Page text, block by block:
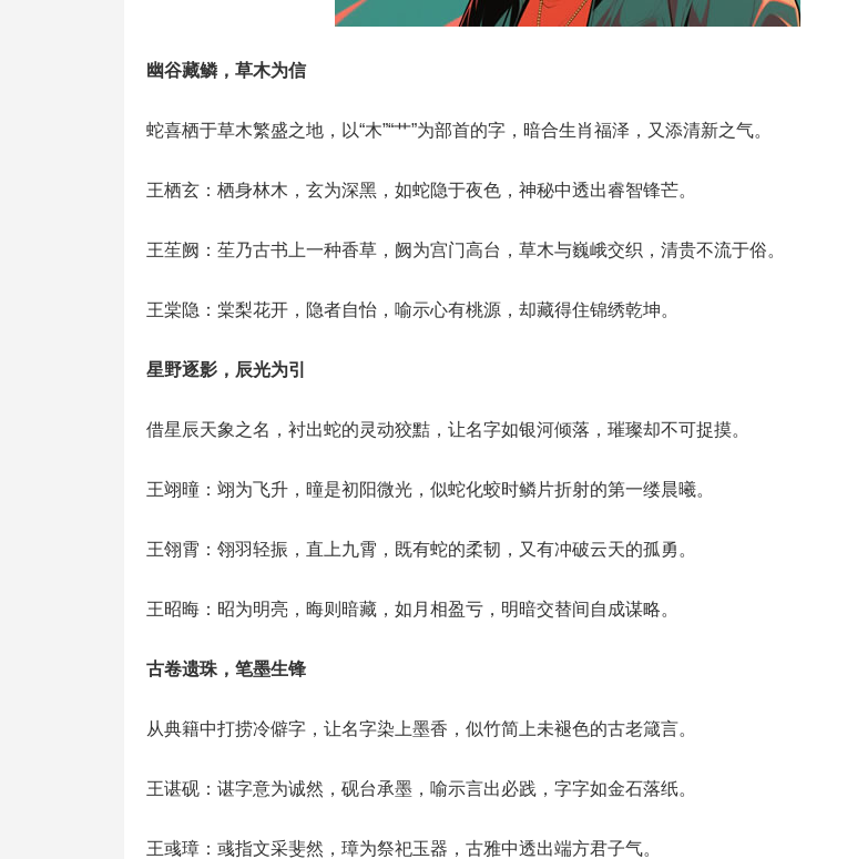
幽谷藏鳞，草木为信
蛇喜栖于草木繁盛之地，以“木”“艹”为部首的字，暗合生肖福泽，又添清新之气。
王栖玄：栖身林木，玄为深黑，如蛇隐于夜色，神秘中透出睿智锋芒。
王苼阙：苼乃古书上一种香草，阙为宫门高台，草木与巍峨交织，清贵不流于俗。
王棠隐：棠梨花开，隐者自怡，喻示心有桃源，却藏得住锦绣乾坤。
星野逐影，辰光为引
借星辰天象之名，衬出蛇的灵动狡黠，让名字如银河倾落，璀璨却不可捉摸。
王翊曈：翊为飞升，曈是初阳微光，似蛇化蛟时鳞片折射的第一缕晨曦。
王翎霄：翎羽轻振，直上九霄，既有蛇的柔韧，又有冲破云天的孤勇。
王昭晦：昭为明亮，晦则暗藏，如月相盈亏，明暗交替间自成谋略。
古卷遗珠，笔墨生锋
从典籍中打捞冷僻字，让名字染上墨香，似竹简上未褪色的古老箴言。
王谌砚：谌字意为诚然，砚台承墨，喻示言出必践，字字如金石落纸。
王彧璋：彧指文采斐然，璋为祭祀玉器，古雅中透出端方君子气。